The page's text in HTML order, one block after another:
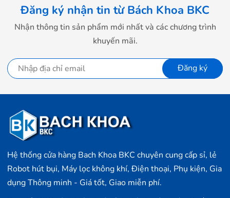
Đăng ký nhận tin từ Bách Khoa BKC
Nhận thông tin sản phẩm mới nhất và các chương trình
khuyến mãi.
Đăng ký
Hệ thống cửa hàng Bach Khoa BKC chuyên cung cấp sỉ, lẻ
Robot hút bụi, Máy lọc không khí, Điện thoại, Phụ kiện, Gia
dụng Thông minh - Giá tốt, Giao miễn phí.